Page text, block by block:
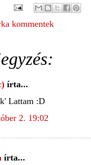
kommentek
írta...
Lattam :D
2. 19:02
írta...